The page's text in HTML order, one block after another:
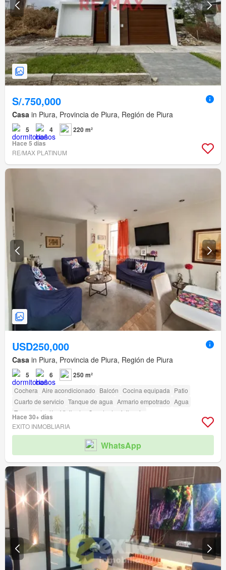
S/.750,000
Casa in Piura, Provincia de Piura, Región de Piura
5 4
220 m²
Hace 5 días
RE/MAX PLATINUM
USD250,000
Casa in Piura, Provincia de Piura, Región de Piura
5 6 250 m²
Cochera Aire acondicionado Balcón Cocina equipada Patio
Cuarto de servicio Tanque de agua Armario empotrado Agua
Terraza
Jardín Vigilante Caseta de vigilancia
Hace 30+ días
EXITO INMOBLIARIA
WhatsApp